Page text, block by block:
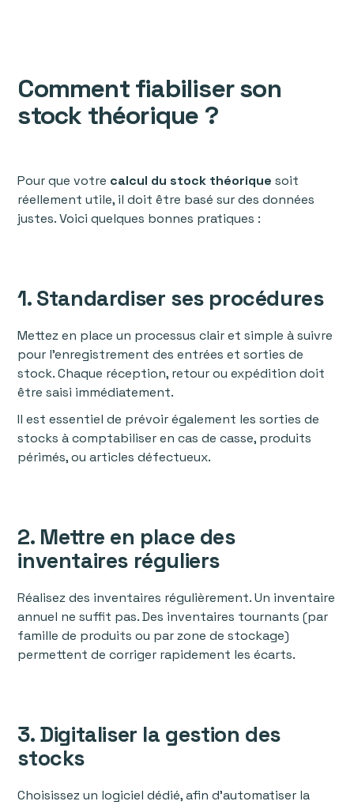
Comment fiabiliser son
stock théorique ?
Pour que votre calcul du stock théorique soit
réellement utile, il doit être basé sur des données
justes. Voici quelques bonnes pratiques :
1. Standardiser ses procédures
Mettez en place un processus clair et simple à suivre
pour l’enregistrement des entrées et sorties de
stock. Chaque réception, retour ou expédition doit
être saisi immédiatement.
Il est essentiel de prévoir également les sorties de
stocks à comptabiliser en cas de casse, produits
périmés, ou articles défectueux.
2. Mettre en place des
inventaires réguliers
Réalisez des inventaires régulièrement. Un inventaire
annuel ne suffit pas. Des inventaires tournants (par
famille de produits ou par zone de stockage)
permettent de corriger rapidement les écarts.
3. Digitaliser la gestion des
stocks
Choisissez un logiciel dédié, afin d’automatiser la